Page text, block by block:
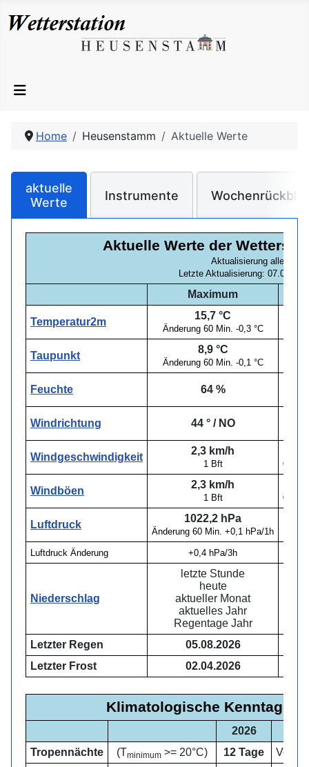
Home Heusenstamm Aktuelle Werte
aktuelle
Werte
Instrumente
Aktuelle Werte der
Aktualisierung alle 5
Letzte Aktualisierung:
Maximum
Temperatur2m
15,7 °C
Änderung 60 Min. -0,3 °C
Taupunkt
8,9 °C
Änderung 60 Min. -0,1 °C
Feuchte 64 %
Windrichtung 44 ° / NO
Windgeschwindigkeit
2,3 km/h
1 Bft 03:50
Windböen
2,3 km/h
1 Bft 03:30
Luftdruck
1022,2 hPa
Änderung 60 Min. +0,1 hPa/1h
Luftdruck Änderung +0,4 hPa/3h
Niederschlag
letzte Stunde
heute
aktueller Monat
aktuelles Jahr
Regentage Jahr
Letzter Regen
05.08.2026
Letzter Frost
02.04.2026
Klimatologische Kenntage
2026
Tropennächte
(Tminimum >= 20°C) 12 Tage